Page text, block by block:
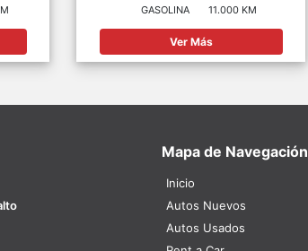
GASOLINA
11.000 KM
Ver Más
Mapa de Navegación
Inicio
Autos Nuevos
Autos Usados